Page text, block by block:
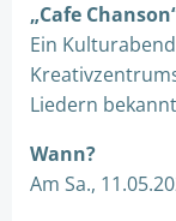
„Cafe
Ein
Liedern
Wann?
Am Sa.,